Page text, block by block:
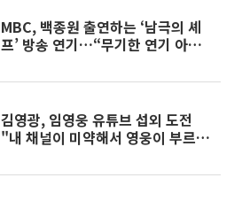
MBC, 백종원 출연하는 ‘남극의 셰
프’ 방송 연기…“무기한 연기 아냐,
김영광, 임영웅 유튜브 섭외 도전
"내 채널이 미약해서 영웅이 부르기